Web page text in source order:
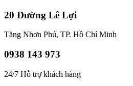
20 Đường Lê Lợi
Tăng Nhơn Phú, TP. Hồ Chí Minh
0938 143 973
24/7 Hỗ trợ khách hàng